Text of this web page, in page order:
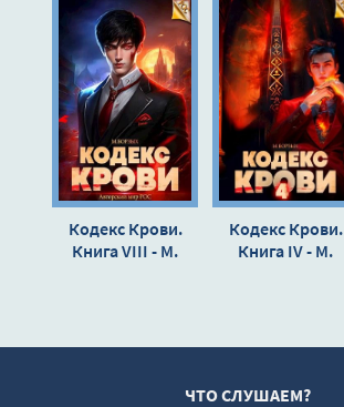
20
Кодекс Крови.
Книга VIII - М.
Кодекс Крови.
Книга IV - М.
ЧТО СЛУШАЕМ?